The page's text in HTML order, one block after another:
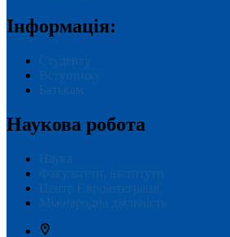
Інформація:
Студенту
Вступнику
Батькам
Наукова робота
Наука
Факультети, інститути
Центр Євроінтеграції
Міжнародна діяльність